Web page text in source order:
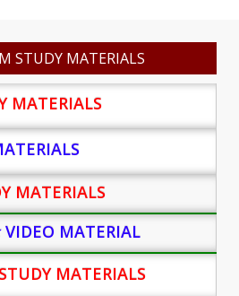
STUDY MATERIALS
MATERIALS
MATERIALS
MATERIAL
MATERIALS